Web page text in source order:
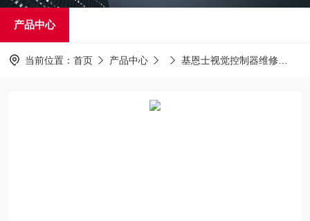
产品中心
当前位置： 首页 产品中心 基恩士视觉控制器维修